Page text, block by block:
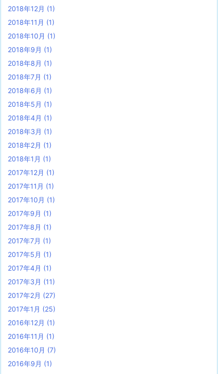
2018年12月 (1)
2018年11月 (1)
2018年10月 (1)
2018年9月 (1)
2018年8月 (1)
2018年7月 (1)
2018年6月 (1)
2018年5月 (1)
2018年4月 (1)
2018年3月 (1)
2018年2月 (1)
2018年1月 (1)
2017年12月 (1)
2017年11月 (1)
2017年10月 (1)
2017年9月 (1)
2017年8月 (1)
2017年7月 (1)
2017年5月 (1)
2017年4月 (1)
2017年3月 (11)
2017年2月 (27)
2017年1月 (25)
2016年12月 (1)
2016年11月 (1)
2016年10月 (7)
2016年9月 (1)